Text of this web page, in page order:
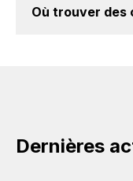
vos éventuels
compte
Où trouver des
Dernières